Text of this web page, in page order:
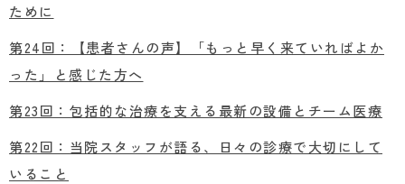
ために
第24回：【患者さんの声】「もっと早く来ていればよか
った」と感じた方へ
第23回：包括的な治療を支える最新の設備とチーム医療
第22回：当院スタッフが語る、日々の診療で大切にして
いること